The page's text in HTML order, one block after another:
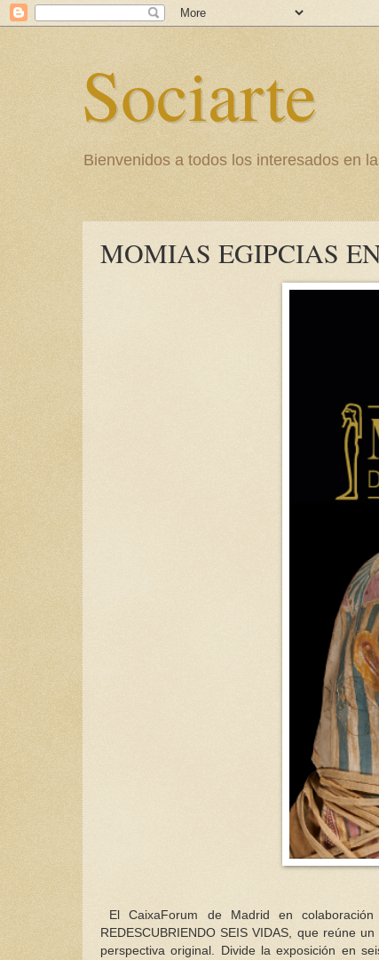
Sociarte
Bienvenidos a todos los interesados en
MOMIAS EGIPCIAS
El CaixaForum de Madrid en
REDESCUBRIENDO SEIS VIDAS, que reúne
perspectiva original. Divide la exposición en